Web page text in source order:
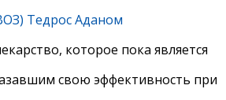
Тедрос Аданом
которое пока является
свою эффективность при